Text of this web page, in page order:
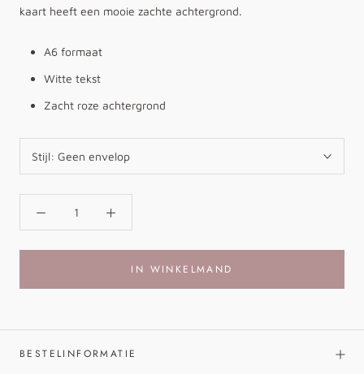
kaart heeft een mooie zachte achtergrond.
A6 formaat
Witte tekst
Zacht roze achtergrond
Stijl: Geen envelop
IN WINKELMAND
BESTELINFORMATIE